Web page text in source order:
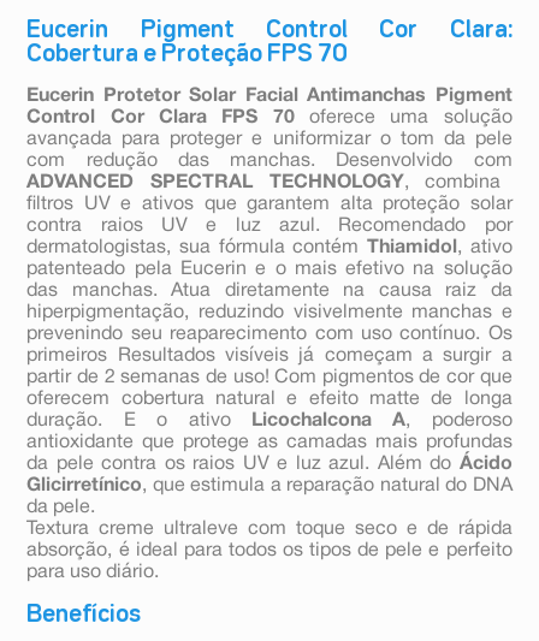
Eucerin Pigment Control Cor Clara:
Cobertura e Proteção FPS 70
Eucerin Protetor Solar Facial Antimanchas Pigment
Control Cor Clara FPS 70oferece uma solução
avançada para proteger e uniformizar o tom da pele
com redução das manchas. Desenvolvido com
ADVANCED SPECTRAL TECHNOLOGY , combina
filtros UV e ativos que garantem alta proteção solar
contra raios UV e luz azul. Recomendado por
dermatologistas, sua fórmula contém
Thiamidol , ativo
patenteado pela Eucerin e o mais efetivo na solução
das manchas. Atua diretamente na causa raiz da
hiperpigmentação, reduzindo visivelmente manchas e
prevenindo seu reaparecimento com uso contínuo. Os
primeiros Resultados visíveis já começam a surgir a
partir de 2 semanas de uso! Com pigmentos de cor que
oferecem cobertura natural e efeito matte de longa
duração. E o ativo
Licochalcona A, poderoso
antioxidante que protege as camadas mais profundas
da pele contra os raios UV e luz azul. Além do Ácido
Glicirretínico, que estimula a reparação natural do DNA
da pele.
Textura creme ultraleve com toque seco e de rápida
absorção, é ideal para todos os tipos de pele e perfeito
para uso diário.
Benefícios